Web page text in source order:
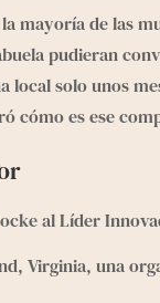
mayoría de las
pudieran
local solo unos
cómo es ese
al Líder
Virginia, una